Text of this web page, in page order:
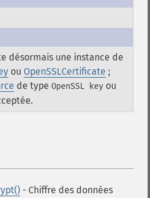
désormais une instance de
ou OpenSSLCertificate ;
de type OpenSSL key ou
- Chiffre des données